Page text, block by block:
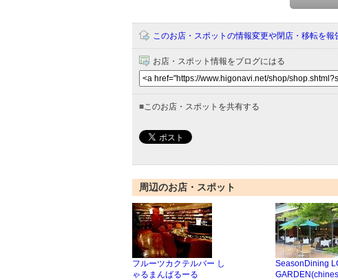
このお店・スポットの情報変更や閉店・移転を報
お店・スポット情報をブログにはる
■このお店・スポットを共有する
周辺のお店・スポット
フルーツカクテルバー し
ゃるまんばるーる
SeasonDining